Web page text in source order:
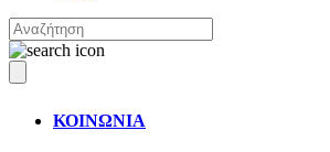
ΚΟΙΝΩΝΙΑ